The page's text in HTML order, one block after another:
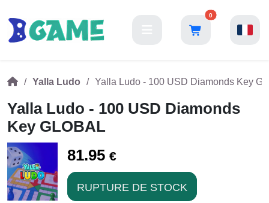
0
Yalla Ludo Yalla Ludo - 100 USD Diamonds Key
Yalla Ludo - 100 USD Diamonds
Key GLOBAL
81.95 €
RUPTURE DE STOCK